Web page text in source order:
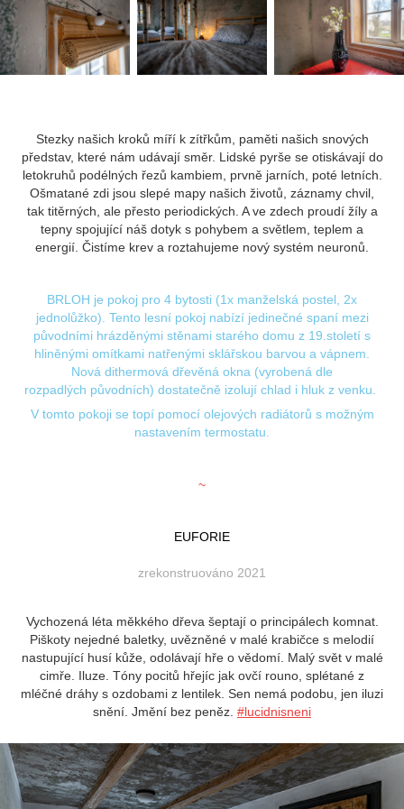
Stezky našich kroků míří k zítřkům, paměti našich snových
představ, které nám udávají směr. Lidské pyrše se otiskávají do
letokruhů podélných řezů kambiem, prvně jarních, poté letních.
Ošmatané zdi jsou slepé mapy našich životů, záznamy chvil,
tak titěrných, ale přesto periodických. A ve zdech proudí žíly a
tepny spojující náš dotyk s pohybem a světlem, teplem a
energií. Čistíme krev a roztahujeme nový systém neuronů.
BRLOH je pokoj pro 4 bytosti (1x manželská postel, 2x
jednolůžko). Tento lesní pokoj nabízí jedinečné spaní mezi
původními hrázděnými stěnami starého domu z 19.století s
hliněnými omítkami natřenými sklářskou barvou a vápnem.
Nová dithermová dřevěná okna (vyrobená dle
rozpadlých původních) dostatečně izolují chlad i hluk z venku.
V tomto pokoji se topí pomocí olejových radiátorů s možným
nastavením termostatu.
~
EUFORIE
zrekonstruováno 2021
Vychozená léta měkkého dřeva šeptají o principálech komnat.
Piškoty nejedné baletky, uvězněné v malé krabičce s melodií
nastupující husí kůže, odolávají hře o vědomí. Malý svět v malé
cimře. Iluze. Tóny pocitů hřejíc jak ovčí rouno, splétané z
mléčné dráhy s ozdobami z lentilek. Sen nemá podobu, jen iluzi
snění. Jmění bez peněz. #lucidnisneni